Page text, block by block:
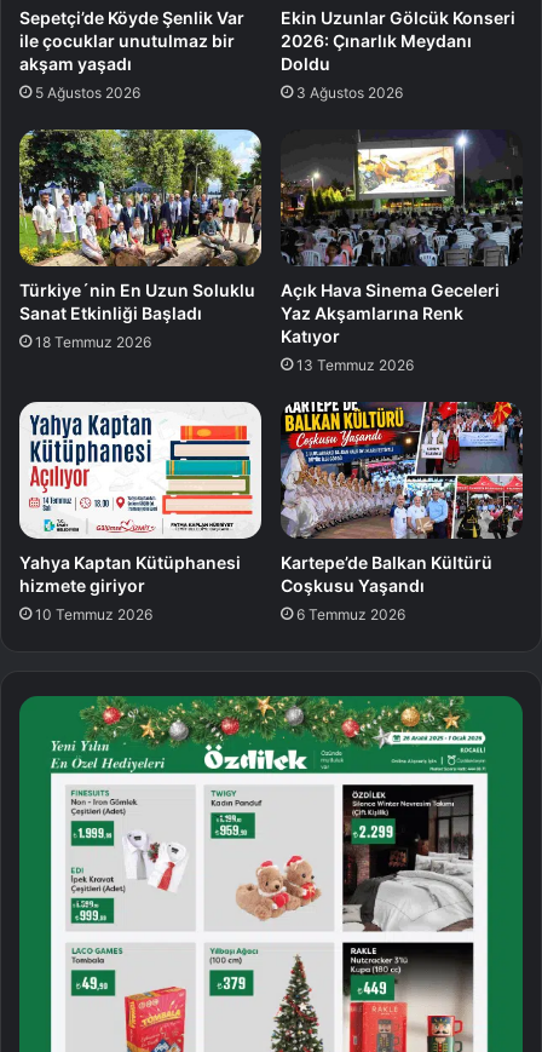
Sepetçi’de Köyde Şenlik Var
ile çocuklar unutulmaz bir
akşam yaşadı
5 Ağustos 2026
Ekin Uzunlar Gölcük Konseri
2026: Çınarlık Meydanı
Doldu
3 Ağustos 2026
Türkiye´nin En Uzun Soluklu
Sanat Etkinliği Başladı
18 Temmuz 2026
Açık Hava Sinema Geceleri
Yaz Akşamlarına Renk
Katıyor
13 Temmuz 2026
Yahya Kaptan Kütüphanesi
hizmete giriyor
10 Temmuz 2026
Kartepe’de Balkan Kültürü
Coşkusu Yaşandı
6 Temmuz 2026